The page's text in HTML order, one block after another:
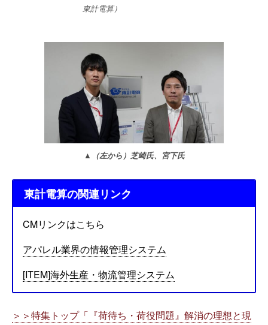
東計電算）
▲（左から）芝崎氏、宮下氏
東計電算の関連リンク
CMリンクはこちら
アパレル業界の情報管理システム
[ITEM]海外生産・物流管理システム
＞＞特集トップ「『荷待ち・荷役問題』解消の理想と現